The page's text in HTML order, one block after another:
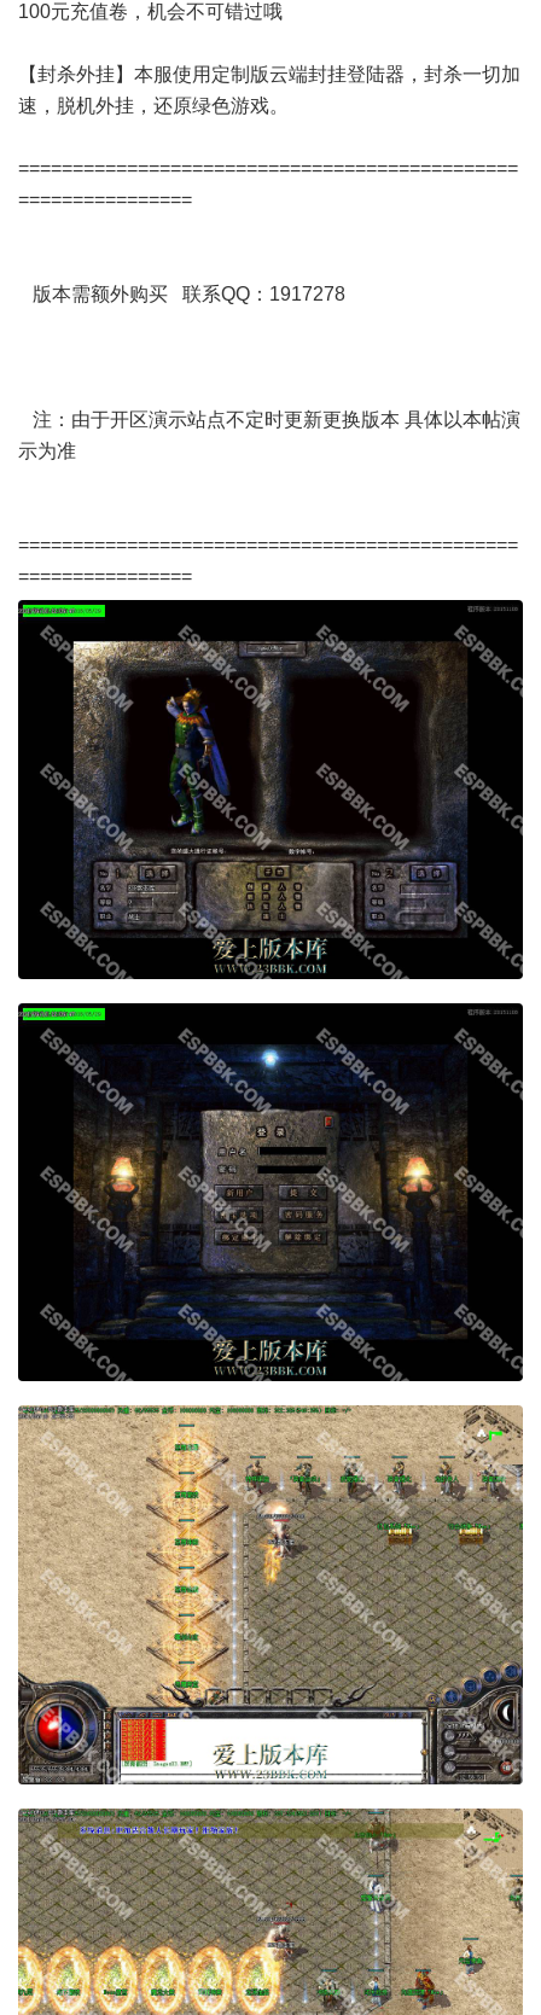
100元充值卷，机会不可错过哦
【封杀外挂】本服使用定制版云端封挂登陆器，封杀一切加
速，脱机外挂，还原绿色游戏。
==============================================
================
版本需额外购买 联系QQ：1917278
注：由于开区演示站点不定时更新更换版本 具体以本帖演
示为准
==============================================
================